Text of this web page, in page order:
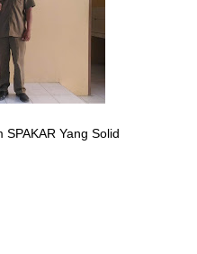
SPAKAR Yang Solid